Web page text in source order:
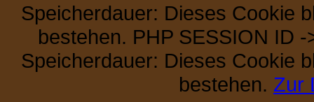
Speicherdauer: Dieses Cookie
bestehen. PHP SESSION ID
Speicherdauer: Dieses Cookie
bestehen. Zur